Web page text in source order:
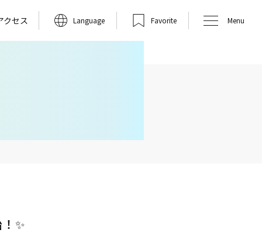
クセス Favorite
Language Menu
✨